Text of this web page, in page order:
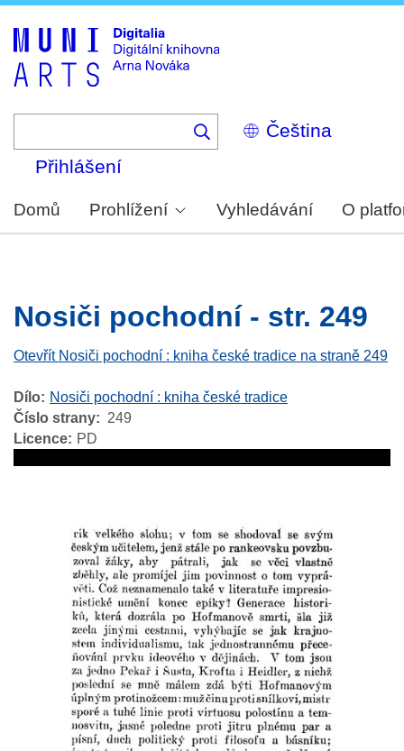
Select
your
Přihlášení
Domů Prohlížení Vyhledávání O
Nosiči pochodní - str. 249
Otevřít Nosiči pochodní : kniha české tradice na straně 249
Dílo
Nosiči pochodní : kniha české tradice
Číslo strany
249
Licence
PD